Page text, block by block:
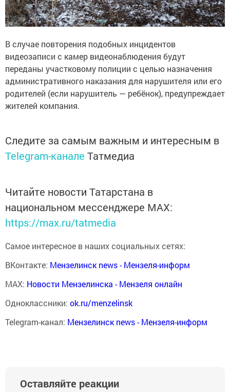
В случае повторения подобных инцидентов
видеозаписи с камер видеонаблюдения будут
переданы участковому полиции с целью назначения
административного наказания для нарушителя или его
родителей (если нарушитель — ребёнок), предупреждает
жителей компания.
Следите за самым важным и интересным в
Telegram-канале Татмедиа
Читайте новости Татарстана в
национальном мессенджере MАХ:
https://max.ru/tatmedia
Самое интересное в наших социальных сетях:
ВКонтакте: Мензелинск news - Мензеля-информ
MAX: Новости Мензелинска - Мензеля онлайн
Одноклассники: ok.ru/menzelinsk
Telegram-канал: Мензелинск news - Мензеля-информ
Оставляйте реакции